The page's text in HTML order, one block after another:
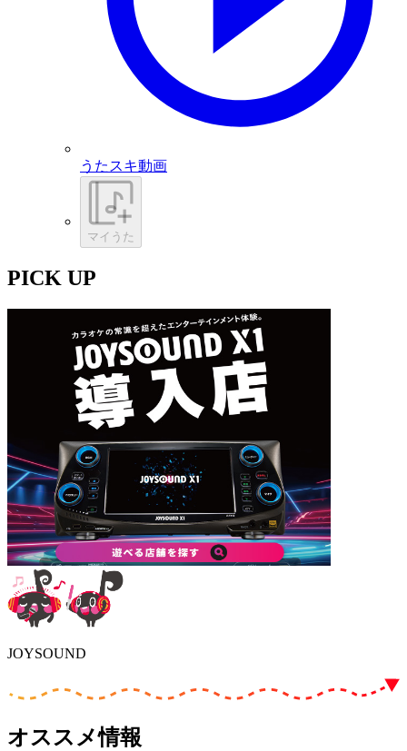
うたスキ動画
マイうた
PICK UP
JOYSOUND
オススメ情報